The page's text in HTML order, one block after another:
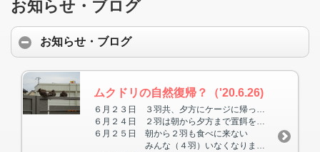
お知らせ・ブログ
お知らせ・ブログ
ムクドリの自然復帰？（'20.6.26)
６月２３日 ３羽共、夕方にケージに帰って来なくなった
６月２４日 ２羽は朝から夕方まで置餌を食べに来ているのを確認
６月２５日 朝から２羽も食べに来ない
みんな（４羽）いなくなりました